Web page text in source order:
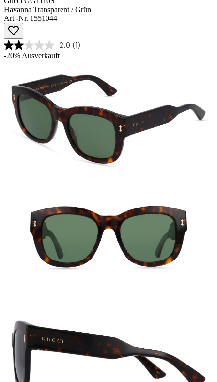
Havanna Transparent / Grün
Art.-Nr. 1551044
2.0 (1)
-20%Ausverkauft